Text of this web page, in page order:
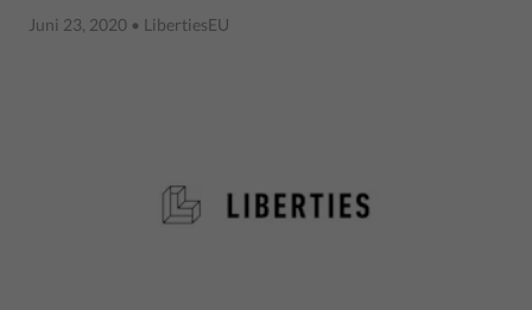
Juni 23, 2020 • LibertiesEU